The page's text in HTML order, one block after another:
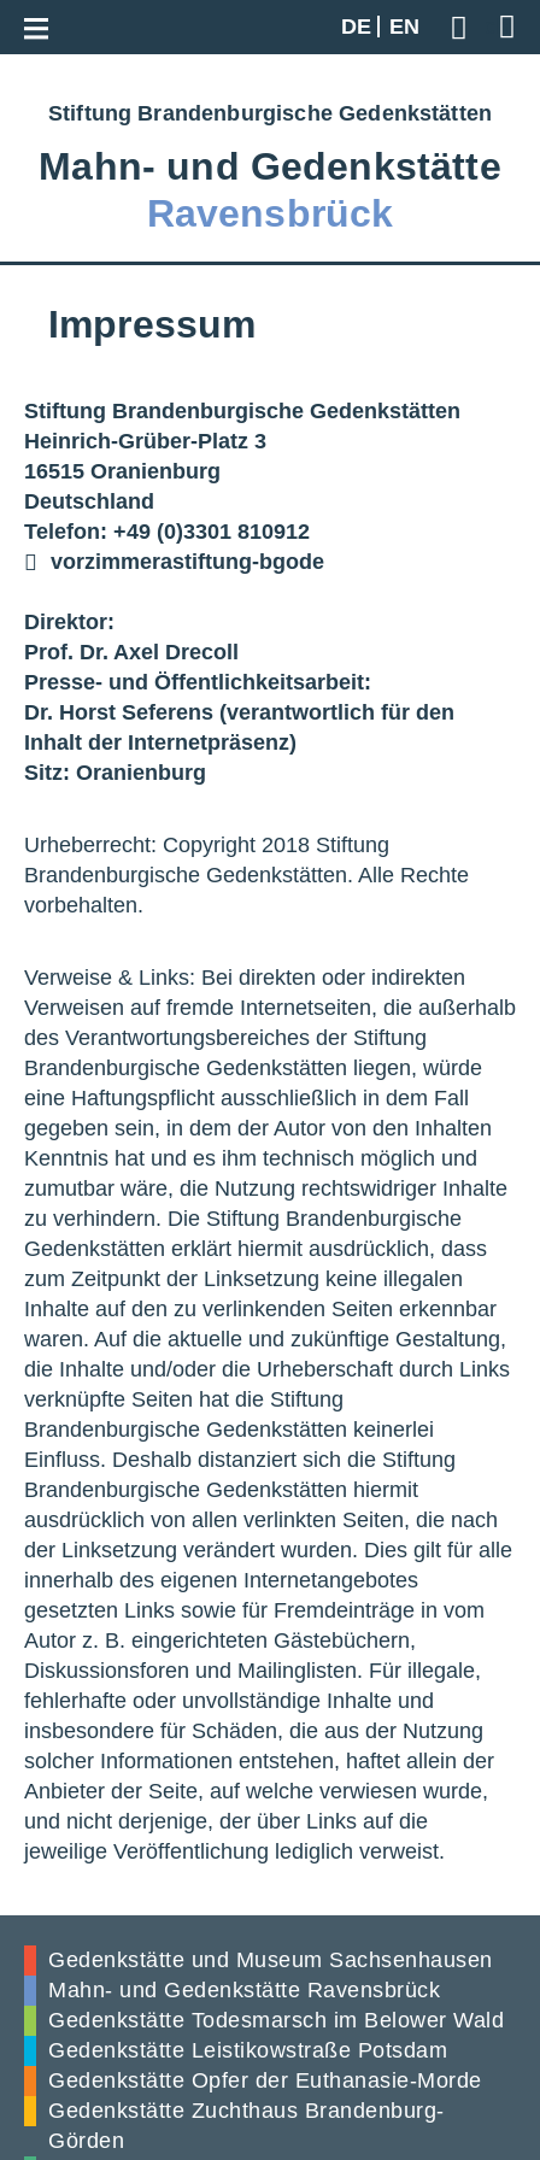
DE
EN
Geben
Zur Gesamtübersicht
Stiftung Brandenburgische Gedenkstätten
Mahn‑ und Gedenkstätte
Ravensbrück
Impressum
Stiftung Brandenburgische Gedenkstätten
Heinrich-Grüber-Platz 3
16515 Oranienburg
Deutschland
Telefon: +49 (0)3301 810912
vorzimmerastiftung-bgode
Direktor:
Prof. Dr. Axel Drecoll
Presse- und Öffentlichkeitsarbeit:
Dr. Horst Seferens (verantwortlich für den
Inhalt der Internetpräsenz)
Sitz: Oranienburg
Urheberrecht: Copyright 2018 Stiftung
Brandenburgische Gedenkstätten. Alle Rechte
vorbehalten.
Verweise & Links: Bei direkten oder indirekten
Verweisen auf fremde Internetseiten, die außerhalb
des Verantwortungsbereiches der Stiftung
Brandenburgische Gedenkstätten liegen, würde
eine Haftungspflicht ausschließlich in dem Fall
gegeben sein, in dem der Autor von den Inhalten
Kenntnis hat und es ihm technisch möglich und
zumutbar wäre, die Nutzung rechtswidriger Inhalte
zu verhindern. Die Stiftung Brandenburgische
Gedenkstätten erklärt hiermit ausdrücklich, dass
zum Zeitpunkt der Linksetzung keine illegalen
Inhalte auf den zu verlinkenden Seiten erkennbar
waren. Auf die aktuelle und zukünftige Gestaltung,
die Inhalte und/oder die Urheberschaft durch Links
verknüpfte Seiten hat die Stiftung
Brandenburgische Gedenkstätten keinerlei
Einfluss. Deshalb distanziert sich die Stiftung
Brandenburgische Gedenkstätten hiermit
ausdrücklich von allen verlinkten Seiten, die nach
der Linksetzung verändert wurden. Dies gilt für alle
innerhalb des eigenen Internetangebotes
gesetzten Links sowie für Fremdeinträge in vom
Autor z. B. eingerichteten Gästebüchern,
Diskussionsforen und Mailinglisten. Für illegale,
fehlerhafte oder unvollständige Inhalte und
insbesondere für Schäden, die aus der Nutzung
solcher Informationen entstehen, haftet allein der
Anbieter der Seite, auf welche verwiesen wurde,
und nicht derjenige, der über Links auf die
jeweilige Veröffentlichung lediglich verweist.
Gedenkstätte und Museum Sachsenhausen
Mahn- und Gedenkstätte Ravensbrück
Gedenkstätte Todesmarsch im Belower Wald
Gedenkstätte Leistikowstraße Potsdam
Gedenkstätte Opfer der Euthanasie-Morde
Gedenkstätte Zuchthaus Brandenburg-
Görden